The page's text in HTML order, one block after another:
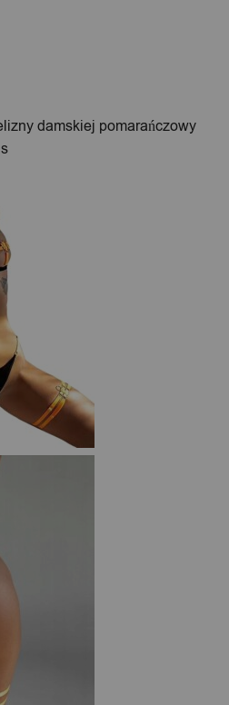
damskiej pomarańczowy